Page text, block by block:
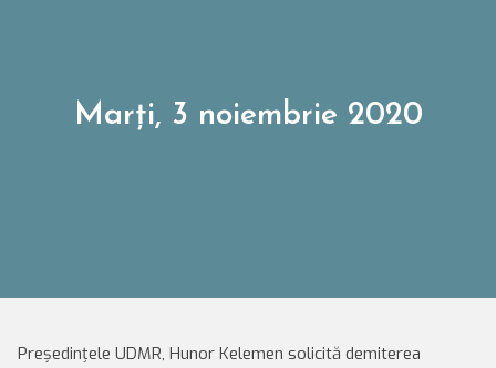
Marți, 3 noiembrie 2020
Președințele UDMR, Hunor Kelemen solicită demiterea